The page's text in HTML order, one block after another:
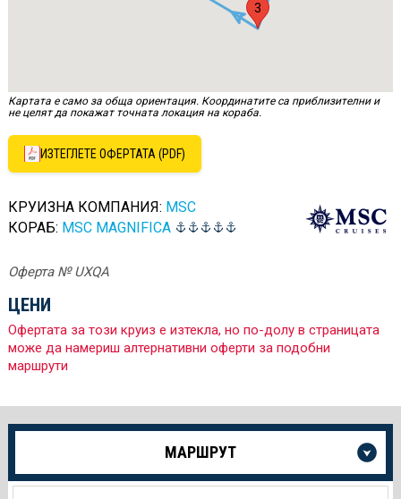
3
Картата е само за обща ориентация. Координатите са приблизителни и
не целят да покажат точната локация на кораба.
ИЗТЕГЛЕТЕ ОФЕРТАТА (PDF)
КРУИЗНА КОМПАНИЯ: MSC
КОРАБ: MSC MAGNIFICA
Оферта № UXQA
ЦЕНИ
Офертата за този круиз е изтекла, но по-долу в страницата
може да намериш алтернативни оферти за подобни
маршрути
Още
за
МАРШРУТ